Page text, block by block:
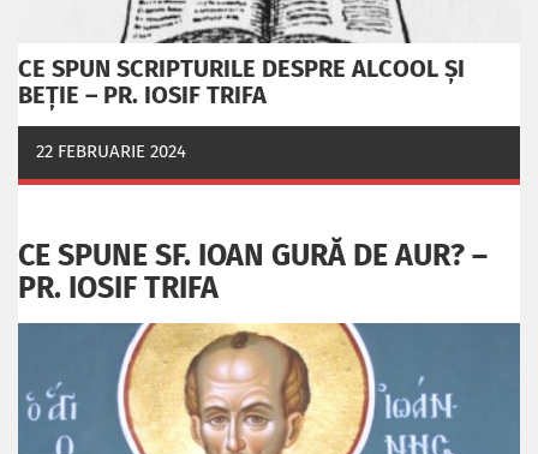
CE SPUN SCRIPTURILE DESPRE ALCOOL ȘI
BEȚIE – PR. IOSIF TRIFA
22 FEBRUARIE 2024
CE SPUNE SF. IOAN GURĂ DE AUR? –
PR. IOSIF TRIFA